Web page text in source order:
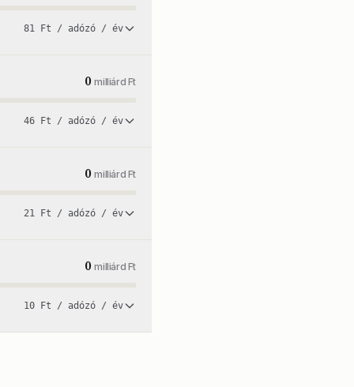
81 Ft / adózó / év
0milliárd Ft
46 Ft / adózó / év
0milliárd Ft
21 Ft / adózó / év
0milliárd Ft
10 Ft / adózó / év